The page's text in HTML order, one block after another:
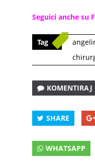
Seguici anche su
Tag
KOMENTIRAJ
SHARE
WHATSAPP